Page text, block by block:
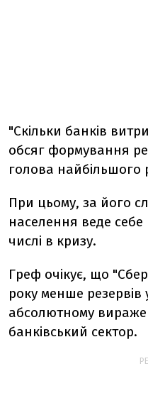
"Скільки банків
обсяг формування
голова найбільшого
При цьому, за його
населення веде
числі в кризу.
Греф очікує, що
року менше резервів
абсолютному
банківський сектор.